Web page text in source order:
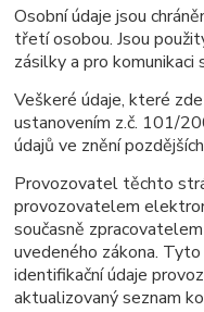
Osobní údaje jsou
třetí osobou. Jsou
zásilky a pro komunikaci
Veškeré údaje, které
ustanovením z.č. 101/
údajů ve znění
Provozovatel těchto
provozovatelem
současně
uvedeného zákona.
identifikační údaje
aktualizovaný seznam